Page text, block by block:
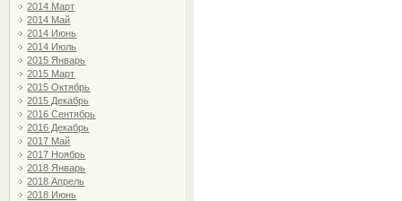
2014 Март
2014 Май
2014 Июнь
2014 Июль
2015 Январь
2015 Март
2015 Октябрь
2015 Декабрь
2016 Сентябрь
2016 Декабрь
2017 Май
2017 Ноябрь
2018 Январь
2018 Апрель
2018 Июнь